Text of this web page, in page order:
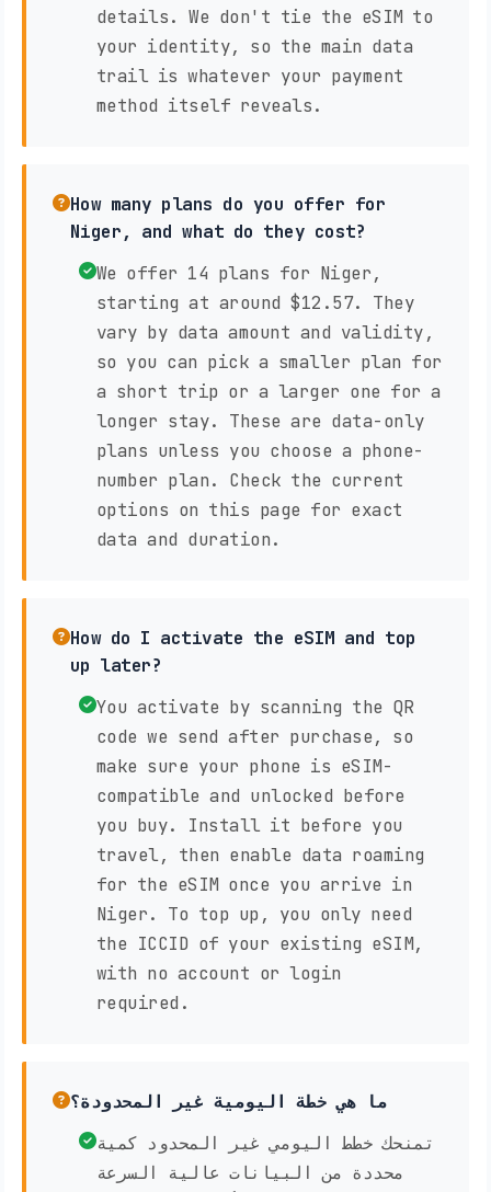
details. We don't tie the eSIM to
your identity, so the main data
trail is whatever your payment
method itself reveals.
How many plans do you offer for
Niger, and what do they cost?
We offer 14 plans for Niger,
starting at around $12.57. They
vary by data amount and validity,
so you can pick a smaller plan for
a short trip or a larger one for a
longer stay. These are data-only
plans unless you choose a phone-
number plan. Check the current
options on this page for exact
data and duration.
How do I activate the eSIM and top
up later?
You activate by scanning the QR
code we send after purchase, so
make sure your phone is eSIM-
compatible and unlocked before
you buy. Install it before you
travel, then enable data roaming
for the eSIM once you arrive in
Niger. To top up, you only need
the ICCID of your existing eSIM,
with no account or login
required.
ما هي خطة اليومية غير المحدودة؟
تمنحك خطط اليومي غير المحدود كمية
محددة من البيانات عالية السرعة